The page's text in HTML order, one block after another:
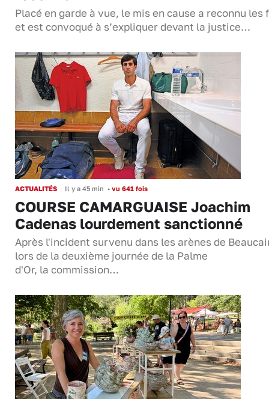
Placé en garde à vue, le mis en cause a reconnu les
et est convoqué à s’expliquer devant la justice…
ACTUALITÉS Il y a 45 min • vu 641 fois
COURSE CAMARGUAISE Joachim
Cadenas lourdement sanctionné
Après l'incident survenu dans les arènes de
lors de la deuxième journée de la Palme
d'Or, la commission…